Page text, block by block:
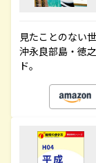
見たことのない
沖永良部島・徳
ド。